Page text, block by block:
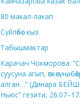
80 макал-лакап
Сүйлөбөс кыз
Табышмактар
Карачач Чокморова:
суусуна агып, өпкөсүнө,
алган…” (Динара
Ньюс” гезити,